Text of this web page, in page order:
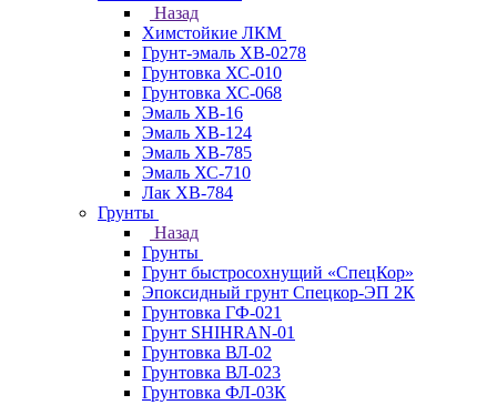
Назад
Химстойкие ЛКМ
Грунт-эмаль ХВ-0278
Грунтовка ХС-010
Грунтовка ХС-068
Эмаль ХВ-16
Эмаль ХВ-124
Эмаль ХВ-785
Эмаль ХС-710
Лак ХВ-784
Грунты
Назад
Грунты
Грунт быстросохнущий «СпецКор»
Эпоксидный грунт Спецкор-ЭП 2К
Грунтовка ГФ-021
Грунт SHIHRAN-01
Грунтовка ВЛ-02
Грунтовка ВЛ-023
Грунтовка ФЛ-03К